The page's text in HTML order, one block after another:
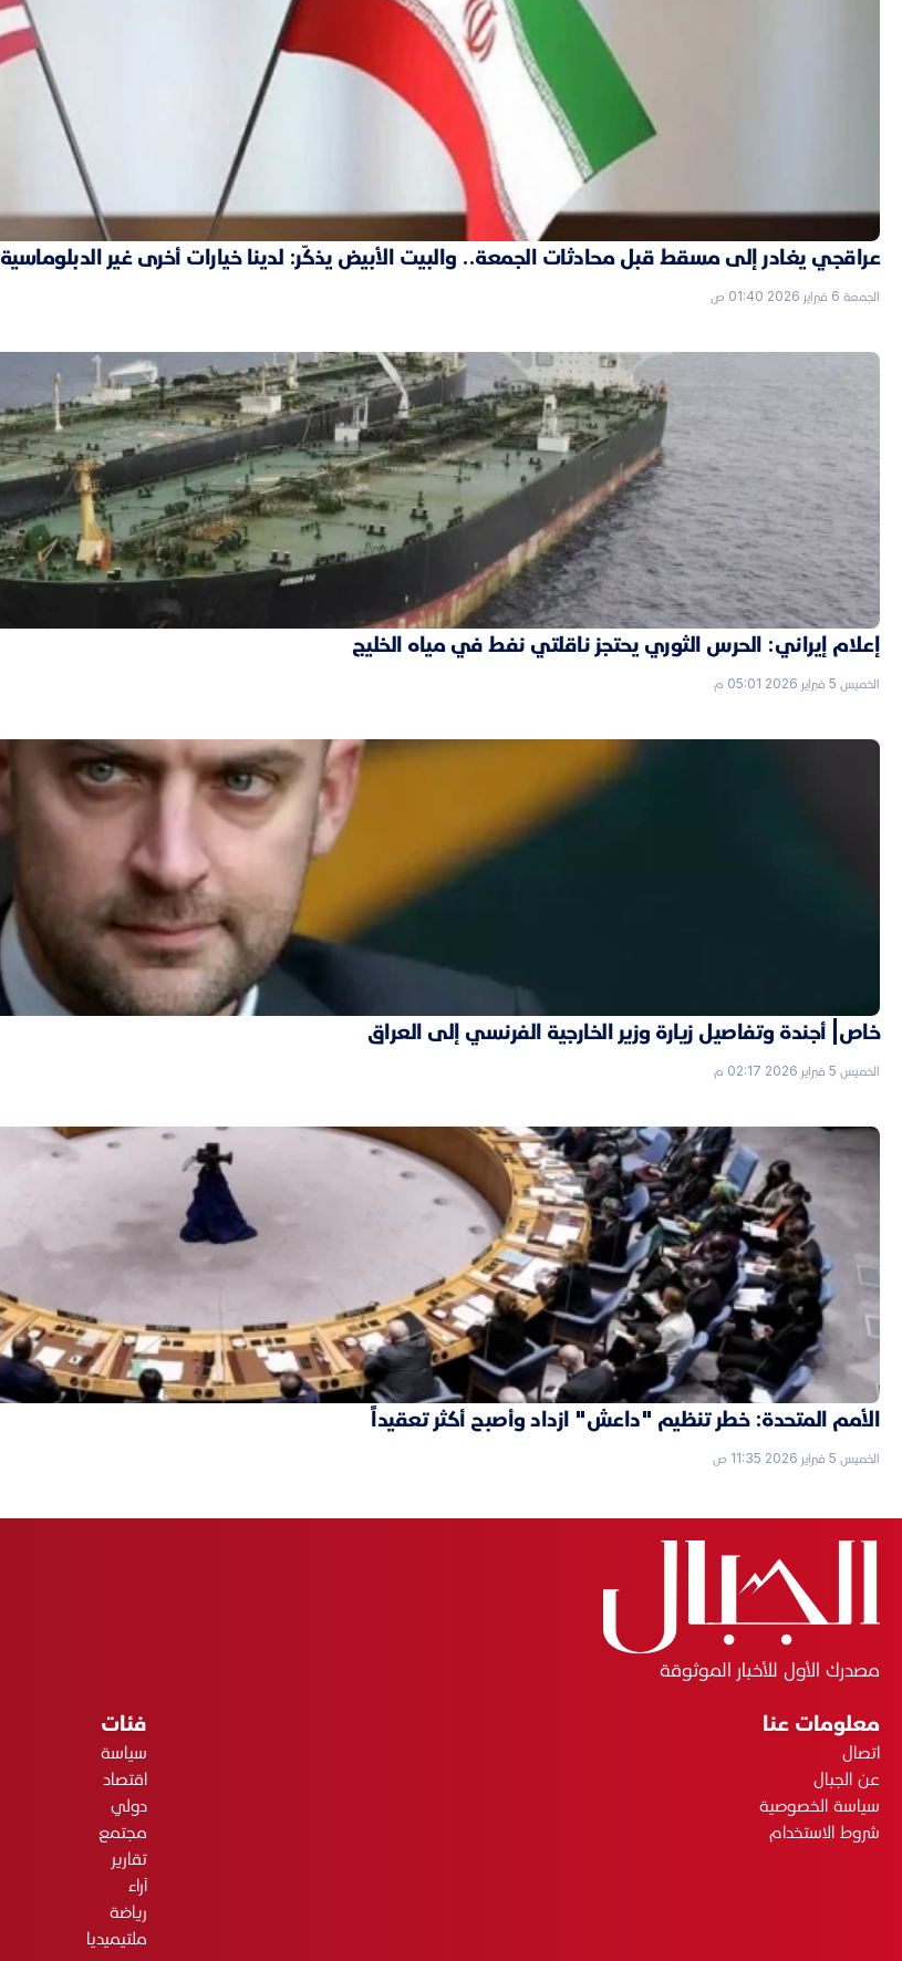
عراقجي يغادر إلى مسقط قبل محادثات الجمعة.. والبيت الأبيض يذكّر: لدينا خيارات أخرى غير الدبلوماسية
الجمعة 6 فبراير 2026 01:40 ص
إعلام إيراني: الحرس الثوري يحتجز ناقلتي نفط في مياه الخليج
الخميس 5 فبراير 2026 05:01 م
خاص| أجندة وتفاصيل زيارة وزير الخارجية الفرنسي إلى العراق
الخميس 5 فبراير 2026 02:17 م
الأمم المتحدة: خطر تنظيم "داعش" ازداد وأصبح أكثر تعقيداً
الخميس 5 فبراير 2026 11:35 ص
مصدرك الأول للأخبار الموثوقة
معلومات عنا
اتصال
عن الجبال
سياسة الخصوصية
شروط الاستخدام
فئات
سياسة
اقتصاد
دولي
مجتمع
تقارير
آراء
رياضة
ملتيميديا